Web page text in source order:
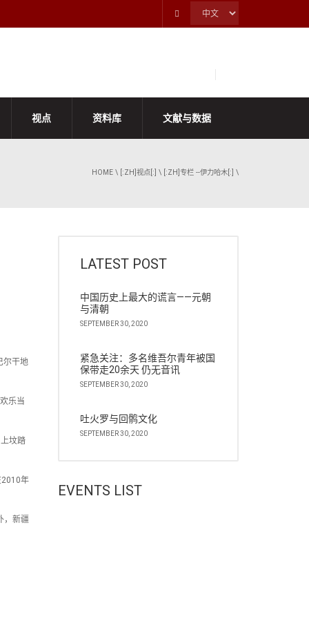
视点 资料库 文献与数据
HOME \ [:ZH]视点[:] \ [:ZH]专栏 --伊力哈木[:] \
尔干地
乐当
坟踏
2010年
，新疆
LATEST POST
中国历史上最大的谎言——元朝
与清朝
SEPTEMBER 30, 2020
紧急关注：多名维吾尔青年被国
保带走20余天 仍无音讯
SEPTEMBER 30, 2020
吐火罗与回鹘文化
SEPTEMBER 30, 2020
EVENTS LIST